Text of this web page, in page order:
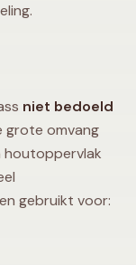
niet bedoeld
grote omvang
houtoppervlak
gebruikt voor: